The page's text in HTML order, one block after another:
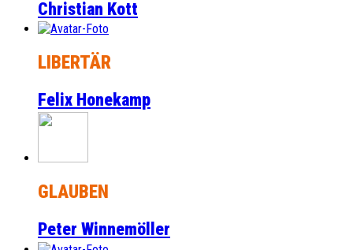
Christian Kott
LIBERTÄR
Felix Honekamp
GLAUBEN
Peter Winnemöller